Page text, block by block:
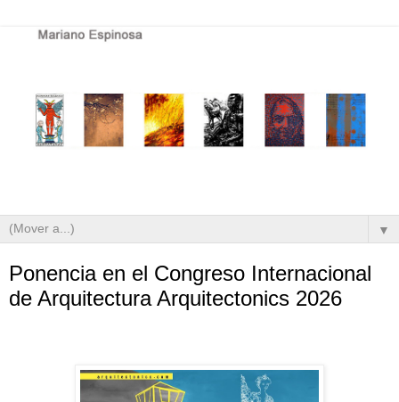
▼
Ponencia en el Congreso Internacional
de Arquitectura Arquitectonics 2026